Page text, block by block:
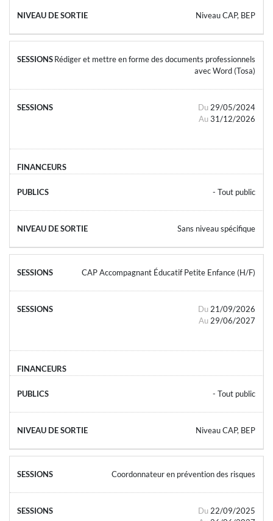
Niveau CAP, BEP
Rédiger et mettre en forme des documents professionnels
avec Word (Tosa)
Du 29/05/2024
Au 31/12/2026
- Tout public
Sans niveau spécifique
CAP Accompagnant Éducatif Petite Enfance (H/F)
Du 21/09/2026
Au 29/06/2027
- Tout public
Niveau CAP, BEP
Coordonnateur en prévention des risques
Du 22/09/2025